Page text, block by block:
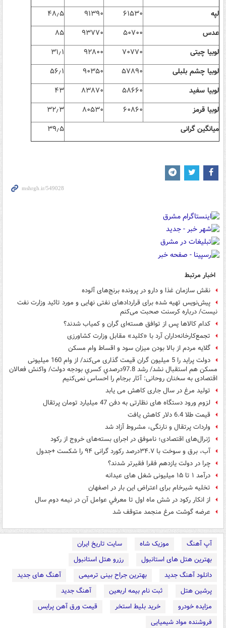
لپه ۶۱۵۳۰ ۹۱۳۹۰ ۴۸٫۵
عدس
۵۰۷۰۰ ۹۳۷۷۰
۸۵
لوبیا چیتی
۷۰۷۷۰ ۹۲۸۰۰ ۳۱٫۱
لوبیا چشم بلبلی
۵۷۸۹۰ ۹۰۳۵۰ ۵۶٫۱
لوبیا سفید
۵۸۶۶۰ ۸۳۸۷۰
۴۳
لوبیا قرمز
۶۰۸۶۰ ۸۰۵۳۰ ۳۲٫۳
میانگین گرانی
۳۹٫۵
اخبار مرتبط
نقش سازمان غذا و دارو در پرونده برنج‌های آلوده
پیش‌نویس تهیه شده برای قراردادهای نفتی نهایی و مورد تائید وزارت نفت
نیست/ درباره کرسنت صحبت می‌کنم
کدام کالاها پس از توافق هسته‌ای گران و کمیاب شدند؟
تجمع‌کارخانه‌داران آرد با «کلید» مقابل وزارت کشاورزی
گلایه مردم از بالا بودن میزان سود و اقساط وام مسکن
دولت پراید را 5 میلیون گران‌ قیمت گذاری می‌کند/ از وام 160 میلیونی
مسکن هم استقبال نشد/ رشد 97.8درصدي كسري بودجه دولت/ واکنش فعالان
اقتصادی به سخنان روحانی:‌ آثار برجام را احساس نمی‌کنیم
تولید مرغ در سال جاری کاهش می یابد
لزوم ورود دستگاه های نظارتی به دفن 47 میلیارد تومان پرتقال
قیمت طلا 6.4 دلار کاهش یافت
واردات پرتقال و نارنگی، مشروط آزاد شد
ژنرال‌های اقتصادی؛ ناموفق در اجرای بسته‌های خروج از ركود
آب، برق و سوخت با ۳۴.۷درصد رکورد گرانی ۹۴ را شکست +جدول
چرا در دولت یازدهم فقرا فقیرتر شدند؟
درآمد ۱ تا ۱۵ میلیونی شغل های عیدانه
تخلیه شیرخام برای اعتراض این‌ بار در اصفهان
از انكار ركود در شش ماه اول تا معرفي عوامل آن در نيمه دوم سال
عرضه گوشت مرغ منجمد متوقف شد
آپ آهنگ موزیک شاه
سایت تاریخ ایران
بهترین هتل های استانبول
رزرو هتل استانبول
دانلود آهنگ جدید
بهترین جراح بینی ترمیمی
آهنگ های جدید
پرشین هتل
ثبت نام بیمه اربعین
آهنگ جدید
مزایده خودرو
خرید بلیط استخر
قیمت ورق آهن پرایس
فروشنده مواد شیمیایی